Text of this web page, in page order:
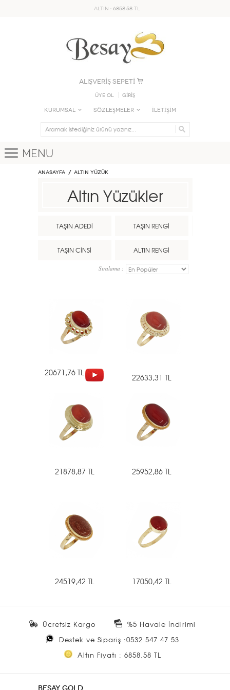
ALTIN : 6858.58 TL
ALIŞVERİŞ SEPETİ
Üye Ol GİRİŞ
KURUMSAL SÖZLEŞMELER İLETİŞİM
Menu
Anasayfa ALTIN YÜZÜK
Altın Yüzükler
TAŞIN ADEDİ TAŞIN RENGİ
TAŞIN CİNSİ ALTIN RENGİ
Sıralama :
20671,76 TL 22633,31 TL
21878,87 TL 25952,86 TL
24519,42 TL 17050,42 TL
Ücretsiz Kargo
%5 Havale İndirimi
Destek ve Sipariş :0532 547 47 53
Altın Fiyatı : 6858.58 TL
BESAY GOLD